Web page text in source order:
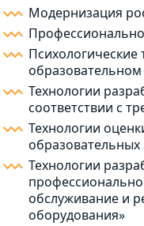
Модернизация
Психологические
Технологии
соответствии с
Технологии
Технологии
обслуживание и
оборудования»